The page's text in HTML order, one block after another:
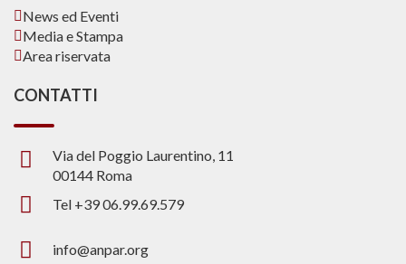
News ed Eventi
Media e Stampa
Area riservata
CONTATTI
Via del Poggio Laurentino, 11
00144 Roma
Tel +39 06.99.69.579
info@anpar.org